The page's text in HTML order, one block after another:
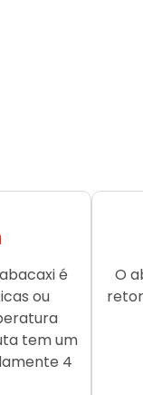
é
ou
tem um
4
O